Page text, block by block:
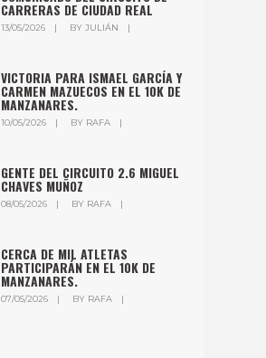
CARRERAS DE CIUDAD REAL
13/05/2026 BY JULIÁN
VICTORIA PARA ISMAEL GARCÍA Y
CARMEN MAZUECOS EN EL 10K DE
MANZANARES.
10/05/2026 BY RAFA
GENTE DEL CIRCUITO 2.6 MIGUEL
CHAVES MUÑOZ
08/05/2026 BY RAFA
CERCA DE MIL ATLETAS
PARTICIPARÁN EN EL 10K DE
MANZANARES.
07/05/2026 BY RAFA